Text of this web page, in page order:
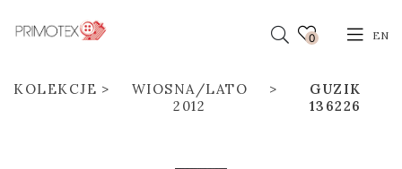
0 EN
KOLEKCJE
WIOSNA/LATO
2012
GUZIK
136226